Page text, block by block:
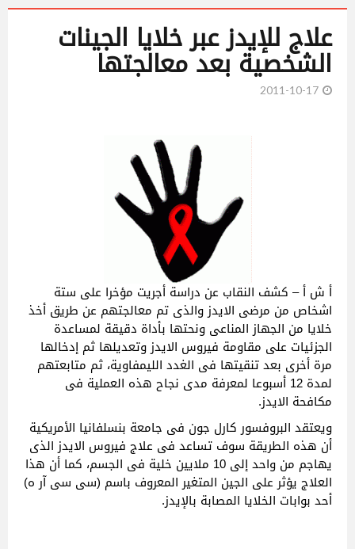
علاج للإيدز عبر خلايا الجينات
الشخصية بعد معالجتها
2011-10-17
أ ش أ – كشف النقاب عن دراسة أجريت مؤخرا على ستة
اشخاص من مرضى الايدز والذى تم معالجتهم عن طريق أخذ
خلايا من الجهاز المناعى ونحتها بأداة دقيقة لمساعدة
الجزئيات على مقاومة فيروس الايدز وتعديلها ثم إدخالها
مرة أخرى بعد تنقيتها فى الغدد الليمفاوية، ثم متابعتهم
لمدة 12 أسبوعا لمعرفة مدى نجاح هذه العملية فى
مكافحة الايدز.
ويعتقد البروفسور كارل جون فى جامعة بنسلفانيا الأمريكية
أن هذه الطريقة سوف تساعد فى علاج فيروس الايدز الذى
يهاجم من واحد إلى 10 ملايين خلية فى الجسم، كما أن هذا
العلاج يؤثر على الجين المتغير المعروف باسم (سى سى آر ه)
أحد بوابات الخلايا المصابة بالإيدز.